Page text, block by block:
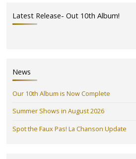
Latest Release- Out 10th Album!
News
Our 10th Album is Now Complete
Summer Shows in August 2026
Spot the Faux Pas! La Chanson Update